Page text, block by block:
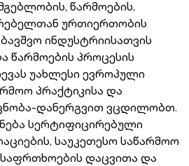
წარმოების,
ურთიერთობის
ინდუსტრიისათვის
წარმოების პროცესის
უახლესი ევროპული
პრაქტიკისა და
დანერგვით ვცდილობთ.
სერტიფიცირებული
საუკეთესო საწარმოო
დაცვითა და